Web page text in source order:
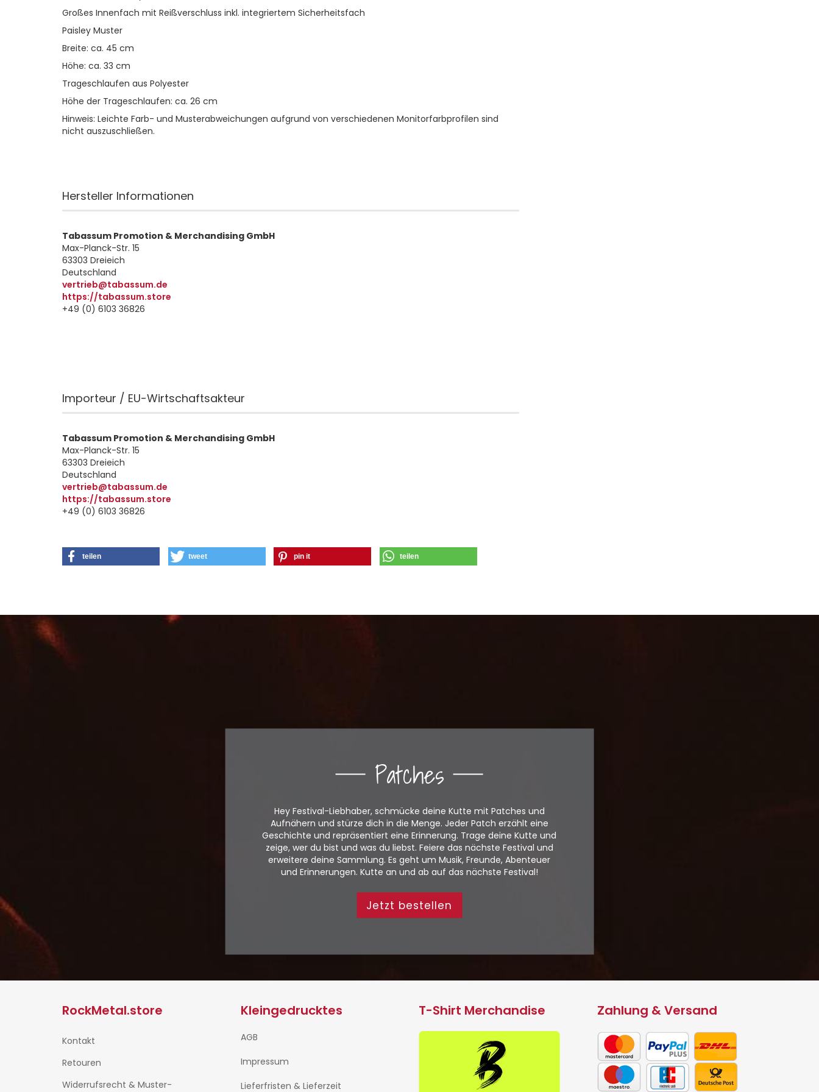
Großes Innenfach mit Reißverschluss inkl. integriertem Sicherheitsfach
Paisley Muster
Breite: ca. 45 cm
Höhe: ca. 33 cm
Trageschlaufen aus Polyester
Höhe der Trageschlaufen: ca. 26 cm
Hinweis: Leichte Farb- und Musterabweichungen aufgrund von verschiedenen Monitorfarbprofilen sind
nicht auszuschließen.
Hersteller Informationen
Tabassum Promotion & Merchandising GmbH
Max-Planck-Str. 15
63303 Dreieich
Deutschland
vertrieb@tabassum.de
https://tabassum.store
+49 (0) 6103 36826
Importeur / EU-Wirtschaftsakteur
Tabassum Promotion & Merchandising GmbH
Max-Planck-Str. 15
63303 Dreieich
Deutschland
vertrieb@tabassum.de
https://tabassum.store
+49 (0) 6103 36826
teilen tweet pin it teilen
Patches
Hey Festival-Liebhaber, schmücke deine Kutte mit Patches und
Aufnähern und stürze dich in die Menge. Jeder Patch erzählt eine
Geschichte und repräsentiert eine Erinnerung. Trage deine Kutte und
zeige, wer du bist und was du liebst. Feiere das nächste Festival und
erweitere deine Sammlung. Es geht um Musik, Freunde, Abenteuer
und Erinnerungen. Kutte an und ab auf das nächste Festival!
Jetzt bestellen
RockMetal.store
Kontakt
Retouren
Widerrufsrecht & Muster-
Kleingedrucktes
AGB
Impressum
Lieferfristen & Lieferzeit
T-Shirt Merchandise Zahlung & Versand